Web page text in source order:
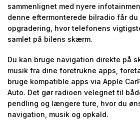
sammenlignet med nyere
denne eftermonterede bilradio får du
opgradering, hvor telefonens
samlet på bilens skærm.
Du kan bruge navigation direkte på
musik fra dine foretrukne apps,
bruge kompatible apps via Apple
Auto. Det gør radioen velegnet til
pendling og længere ture, hvor du
navigation, musik og opkald.